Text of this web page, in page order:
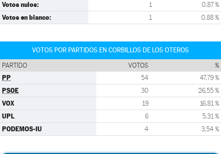
Votos nulos: 1 0,87 %
Votos en blanco: 1 0,88 %
VOTOS POR PARTIDOS EN CORBILLOS DE LOS OTEROS
PARTIDO VOTOS %
PP 54 47,79 %
PSOE 30 26,55 %
VOX 19 16,81 %
UPL 6 5,31 %
PODEMOS-IU 4 3,54 %